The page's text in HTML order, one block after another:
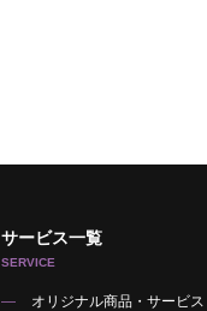
サービス一覧
SERVICE
オリジナル商品・サービス